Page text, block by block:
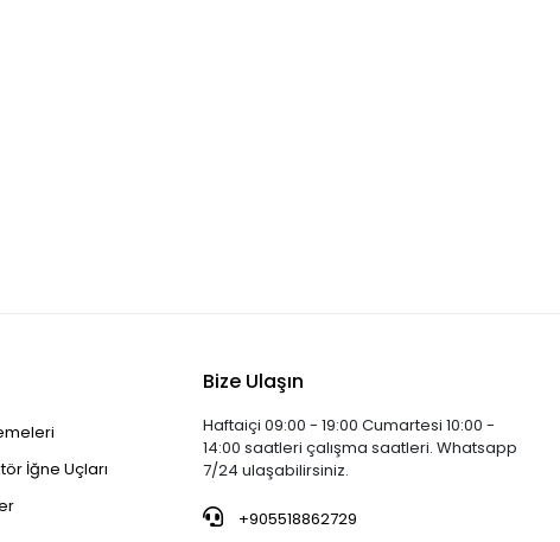
İğne Uçları
Bize Ulaşın
Haftaiçi 09:00 - 19:00 Cumartesi 10:00 -
14:00 saatleri çalışma saatleri. Whatsapp
7/24 ulaşabilirsiniz.
+905518862729